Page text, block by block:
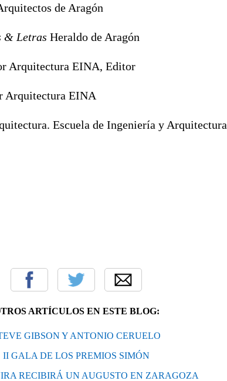
de Aragón
& Letras Heraldo de Aragón
Arquitectura EINA, Editor
Arquitectura EINA
Escuela de Ingeniería y Arquitectura
ARTÍCULOS EN ESTE BLOG:
GIBSON Y ANTONIO CERUELO
II GALA DE LOS PREMIOS SIMÓN
RECIBIRÁ UN AUGUSTO EN ZARAGOZA